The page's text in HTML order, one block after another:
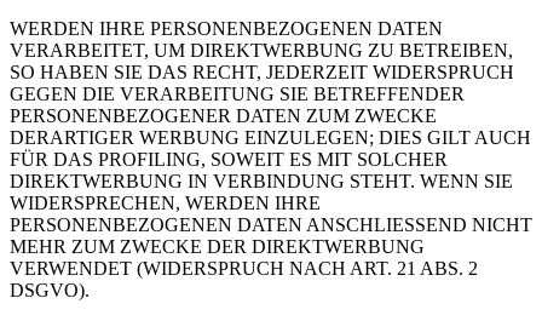
WERDEN IHRE PERSONENBEZOGENEN DATEN
VERARBEITET, UM DIREKTWERBUNG ZU BETREIBEN,
SO HABEN SIE DAS RECHT, JEDERZEIT WIDERSPRUCH
GEGEN DIE VERARBEITUNG SIE BETREFFENDER
PERSONENBEZOGENER DATEN ZUM ZWECKE
DERARTIGER WERBUNG EINZULEGEN; DIES GILT AUCH
FÜR DAS PROFILING, SOWEIT ES MIT SOLCHER
DIREKTWERBUNG IN VERBINDUNG STEHT. WENN SIE
WIDERSPRECHEN, WERDEN IHRE
PERSONENBEZOGENEN DATEN ANSCHLIESSEND NICHT
MEHR ZUM ZWECKE DER DIREKTWERBUNG
VERWENDET (WIDERSPRUCH NACH ART. 21 ABS. 2
DSGVO).